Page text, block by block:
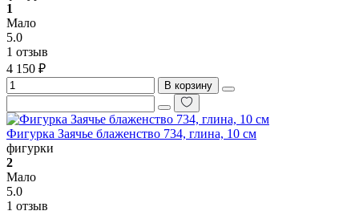
1
Мало
5.0
1 отзыв
4 150 ₽
В корзину
Фигурка Заячье блаженство 734, глина, 10 см
фигурки
2
Мало
5.0
1 отзыв